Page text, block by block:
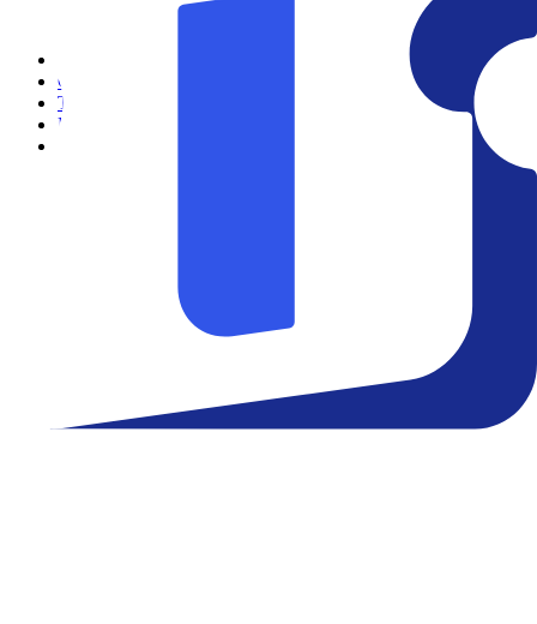
Cinemas
Teatro
Eventos